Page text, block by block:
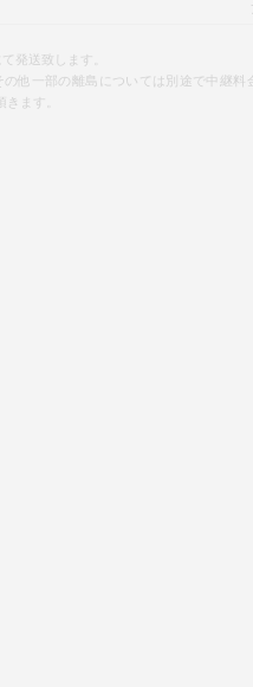
発送致します。
の他一部の離島については別途で中継料
ます。